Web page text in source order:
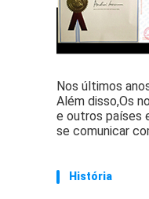
Nos últimos
Além disso,Os
e outros países
se comunicar
História